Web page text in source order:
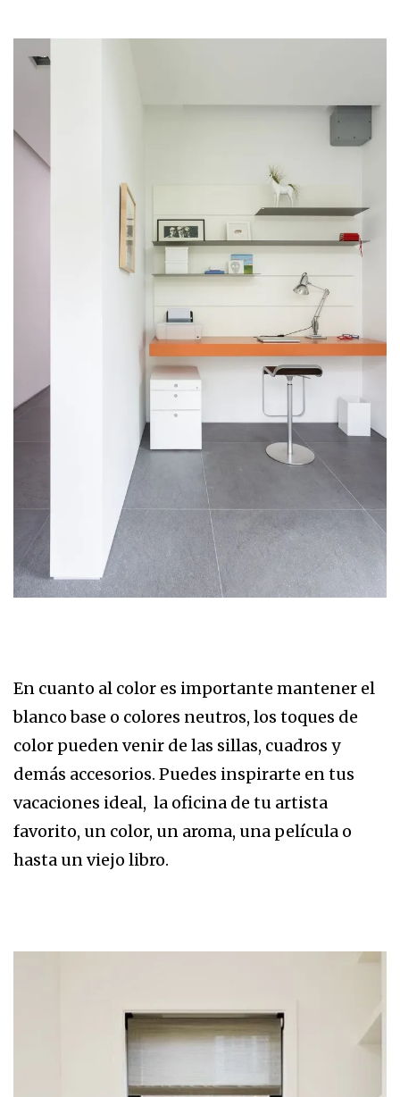
En cuanto al color es importante mantener el
blanco base o colores neutros, los toques de
color pueden venir de las sillas, cuadros y
demás accesorios. Puedes inspirarte en tus
vacaciones ideal, la oficina de tu artista
favorito, un color, un aroma, una película o
hasta un viejo libro.